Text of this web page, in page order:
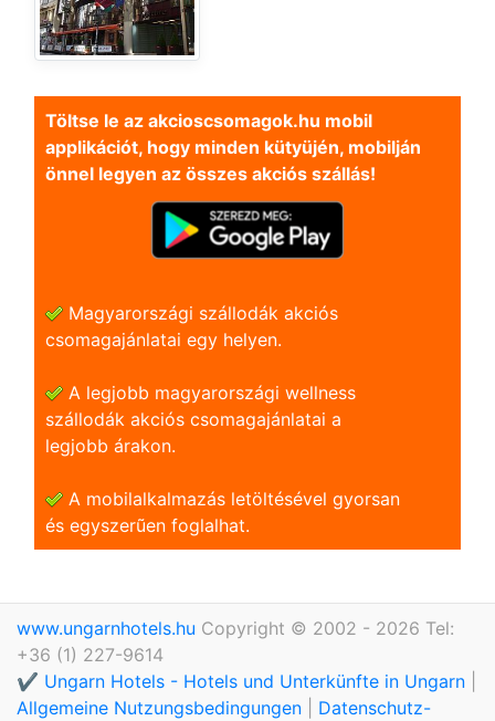
Töltse le az akcioscsomagok.hu mobil
applikációt, hogy minden kütyüjén, mobilján
önnel legyen az összes akciós szállás!
Magyarországi szállodák akciós
csomagajánlatai egy helyen.
A legjobb magyarországi wellness
szállodák akciós csomagajánlatai a
legjobb árakon.
A mobilalkalmazás letöltésével gyorsan
és egyszerũen foglalhat.
www.ungarnhotels.hu Copyright © 2002 - 2026 Tel:
+36 (1) 227-9614
✔️ Ungarn Hotels - Hotels und Unterkünfte in Ungarn
Allgemeine Nutzungsbedingungen
Datenschutz-